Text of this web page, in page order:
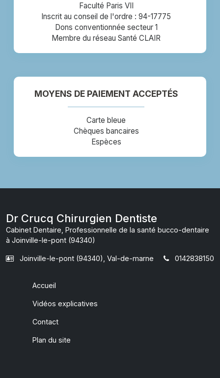
Faculté Paris VII
Inscrit au conseil de l'ordre : 94-17775
Dons conventionnée secteur 1
Membre du réseau Santé CLAIR
MOYENS DE PAIEMENT ACCEPTÉS
Carte bleue
Chèques bancaires
Espèces
Dr Crucq Chirurgien Dentiste
Cabinet Dentaire, Professionnelle de la santé bucco-dentaire
à Joinville-le-pont (94340)
Joinville-le-pont (94340), Val-de-marne 0142838150
Accueil
Vidéos explicatives
Contact
Plan du site